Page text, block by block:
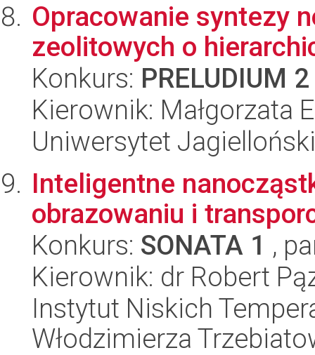
Opracowanie syntezy
zeolitowych o
Konkurs: PRELUDIUM 2
Kierownik: Małgorzata
Uniwersytet
Inteligentne
obrazowaniu i
Konkurs: SONATA 1 ,
Kierownik: dr Robert
Instytut Niskich
Włodzimierza